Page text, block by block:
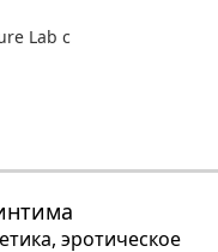
Lab с
эротическое